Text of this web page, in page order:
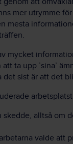
genom att
mer utrymme
mesta
mycket
ta upp ’sina’
det sist är att det
alltså om
valde att